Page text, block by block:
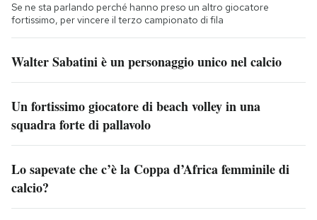
Se ne sta parlando perché hanno preso un altro giocatore
fortissimo, per vincere il terzo campionato di fila
Walter Sabatini è un personaggio unico nel calcio
Un fortissimo giocatore di beach volley in una
squadra forte di pallavolo
Lo sapevate che c’è la Coppa d’Africa femminile di
calcio?